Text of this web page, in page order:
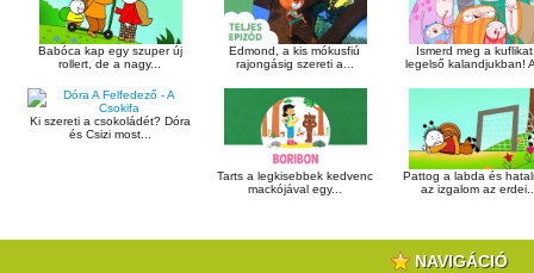
Babóca kap egy szuper új
rollert, de a nagy...
Edmond, a kis mókusfiú
rajongásig szereti a...
Ismerd meg a
legelső kalandjukban!
Ki szereti a csokoládét? Dóra
és Csizi most...
Tarts a legkisebbek kedvenc
mackójával egy...
Pattog a labda és
az izgalom az
NAVIGÁCIÓ